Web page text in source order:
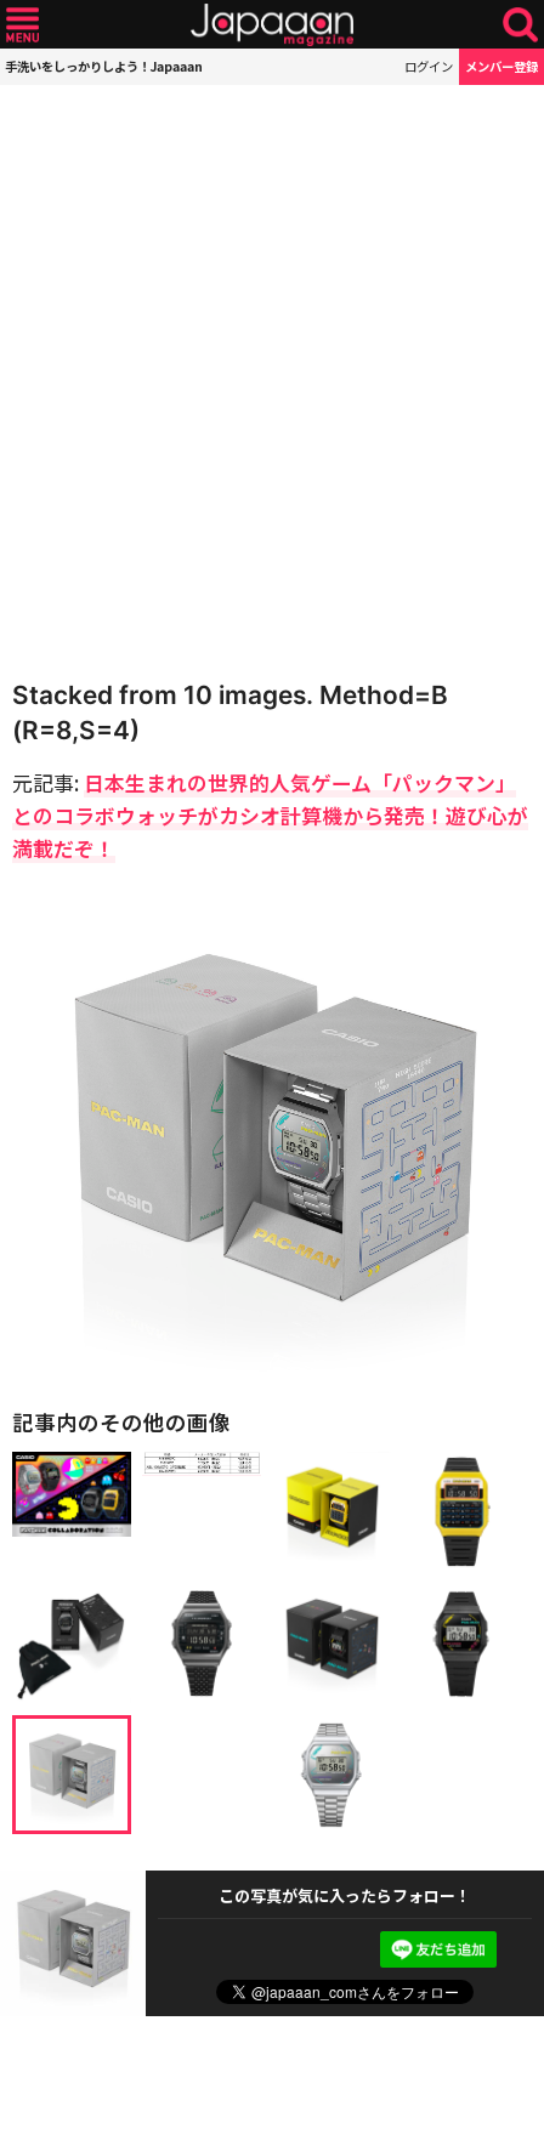
手洗いをしっかりしよう！Japaaan ログイン メンバー登録
Stacked from 10 images. Method=B
(R=8,S=4)
元記事: 日本生まれの世界的人気ゲーム「パックマン」
とのコラボウォッチがカシオ計算機から発売！遊び心が
満載だぞ！
記事内のその他の画像
この写真が気に入ったらフォロー！